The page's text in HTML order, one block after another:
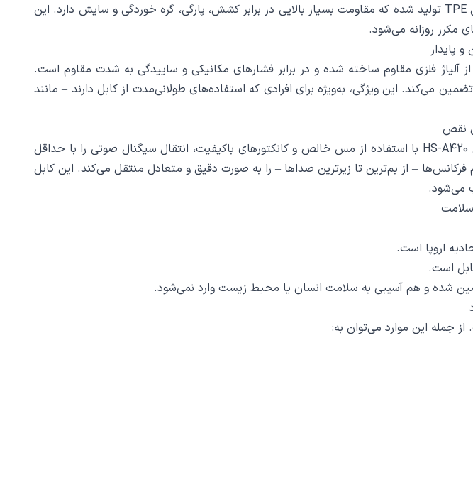
مختلف اعم از استفاده در خودرو، منزل یا محیط کار کاملاً مناسب است. روکش این کابل از جنس TPE تولید شده که مقاومت بسیار بالایی در برابر کشش، پارگی، گره خوردگی و سایش دارد. این
مکرر روزانه می‌شود.
است. این نوع جک، از آلیاژ فلزی مقاوم ساخته شده و در برابر فشارهای مکانیکی و ساییدگی به شدت مقاوم است.
می‌کند. این ویژگی، به‌ویژه برای افرادی که استفاده‌های طولانی‌مدت از کابل دارند – مانند
یکی از مهم‌ترین فاکتورها در انتخاب کابل AUX، کیفیت انتقال صدا است. کابل هایکو استار مدل HS-A420 با استفاده از مس خالص و کانکتورهای باکیفیت، انتقال سیگنال صوتی را با حداقل
– از بم‌ترین تا زیرترین صداها – را به صورت دقیق و متعادل منتقل می‌کند. این کابل
می‌شود.
شده و هم آسیبی به سلامت انسان یا محیط زیست وارد نمی‌شود.